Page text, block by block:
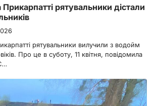
рятувальники дістали
рятувальники вилучили з водойм
Про це в суботу, 11 квітня, повідомила